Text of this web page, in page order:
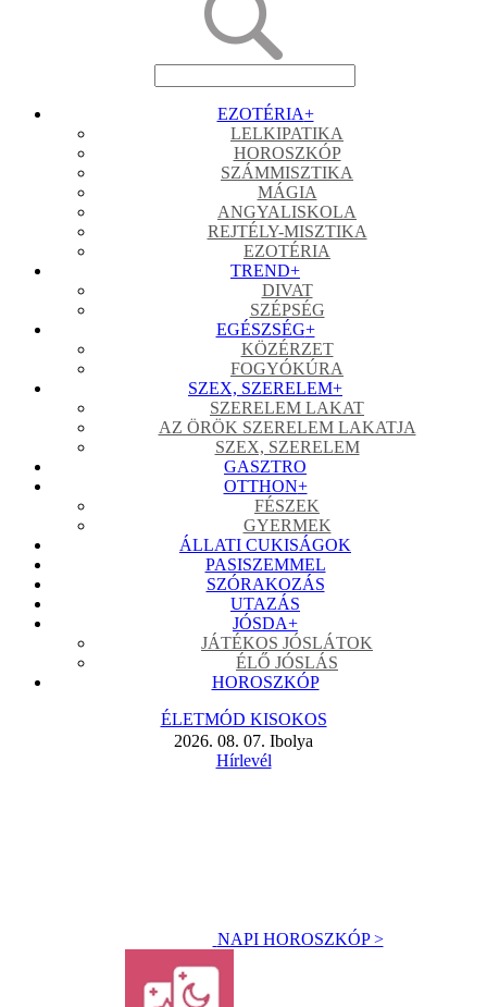
EZOTÉRIA+
LELKIPATIKA
HOROSZKÓP
SZÁMMISZTIKA
MÁGIA
ANGYALISKOLA
REJTÉLY-MISZTIKA
EZOTÉRIA
TREND+
DIVAT
SZÉPSÉG
EGÉSZSÉG+
KÖZÉRZET
FOGYÓKÚRA
SZEX, SZERELEM+
SZERELEM LAKAT
AZ ÖRÖK SZERELEM LAKATJA
SZEX, SZERELEM
GASZTRO
OTTHON+
FÉSZEK
GYERMEK
ÁLLATI CUKISÁGOK
PASISZEMMEL
SZÓRAKOZÁS
UTAZÁS
JÓSDA+
JÁTÉKOS JÓSLÁTOK
ÉLŐ JÓSLÁS
HOROSZKÓP
ÉLETMÓD KISOKOS
2026. 08. 07. Ibolya
Hírlevél
NAPI HOROSZKÓP >